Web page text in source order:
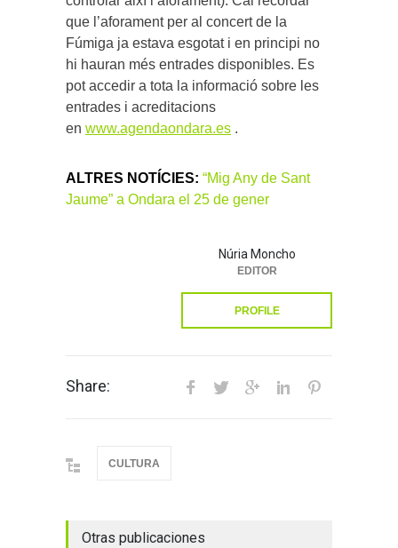
que l’aforament per al concert de la
Fúmiga ja estava esgotat i en principi no
hi hauran més entrades disponibles. Es
pot accedir a tota la informació sobre les
entrades i acreditacions
en www.agendaondara.es .
ALTRES NOTÍCIES: “Mig Any de Sant
Jaume” a Ondara el 25 de gener
Núria Moncho
EDITOR
PROFILE
Share:
CULTURA
Otras publicaciones